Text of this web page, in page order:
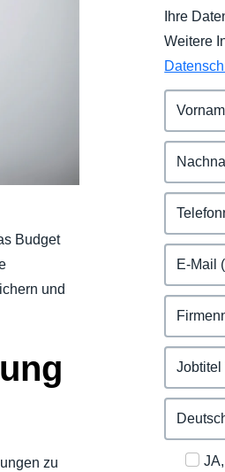
Norway (English)
Budget
und
zu
Ihre
Weitere